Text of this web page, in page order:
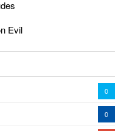
Evil
0
0